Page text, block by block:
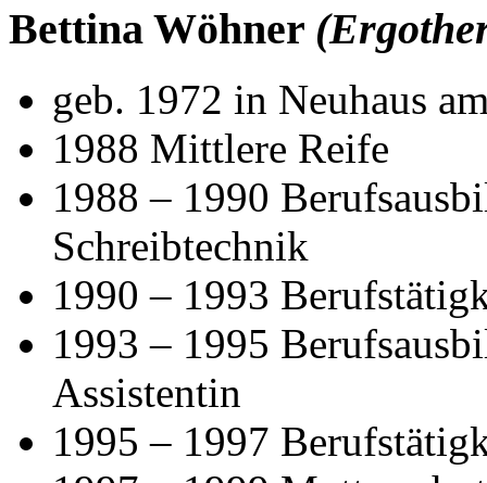
Bettina Wöhner
geb. 1972 in Neuhaus
1988 Mittlere Reife
1988 – 1990
Schreibtechnik
1990 – 1993
1993 – 1995
Assistentin
1995 – 1997